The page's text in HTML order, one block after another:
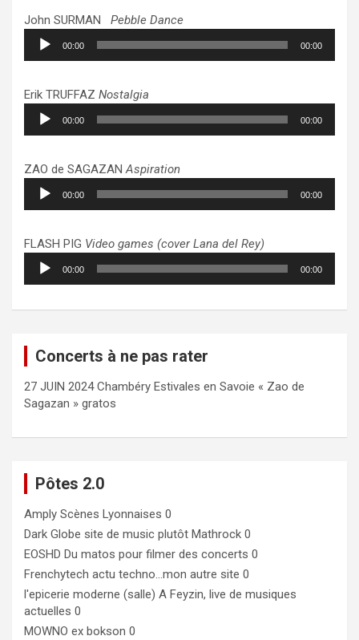
John SURMAN Pebble Dance
Lecteur
audio
00:00 00:00
Erik TRUFFAZ Nostalgia
Lecteur
audio
00:00 00:00
ZAO de SAGAZANAspiration
Lecteur
audio
00:00 00:00
FLASH PIG Video games (cover Lana del Rey)
Lecteur
audio
00:00 00:00
Concerts à ne pas rater
27 JUIN 2024 Chambéry Estivales en Savoie « Zao de
Sagazan » gratos
Pôtes 2.0
Amply Scènes Lyonnaises 0
Dark Globe site de music plutôt Mathrock 0
EOSHD Du matos pour filmer des concerts 0
Frenchytech actu techno…mon autre site 0
l'epicerie moderne (salle) A Feyzin, live de musiques
actuelles 0
MOWNO ex bokson 0